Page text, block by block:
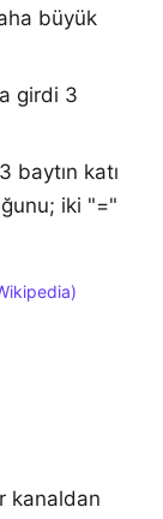
büyük
girdi 3
baytın katı
iki "="
kanaldan